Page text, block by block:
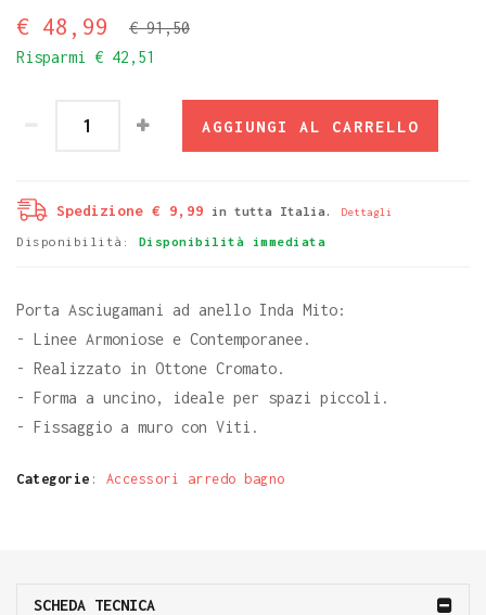
€ 91,50
€ 48,99
Risparmi € 42,51
AGGIUNGI AL CARRELLO
Spedizione € 9,99 in tutta Italia. Dettagli
Disponibilità: Disponibilità immediata
Porta Asciugamani ad anello Inda Mito:
- Linee Armoniose e Contemporanee.
- Realizzato in Ottone Cromato.
- Forma a uncino, ideale per spazi piccoli.
- Fissaggio a muro con Viti.
Categorie : Accessori arredo bagno
SCHEDA TECNICA